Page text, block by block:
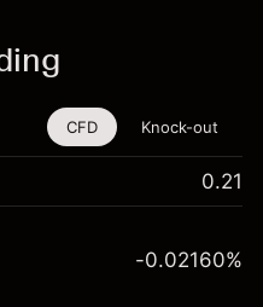
è disponibile
out.
CFD Knock-out
0.21
-0.02160%